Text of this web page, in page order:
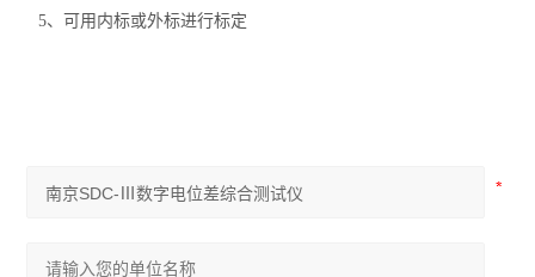
5、可用内标或外标进行标定